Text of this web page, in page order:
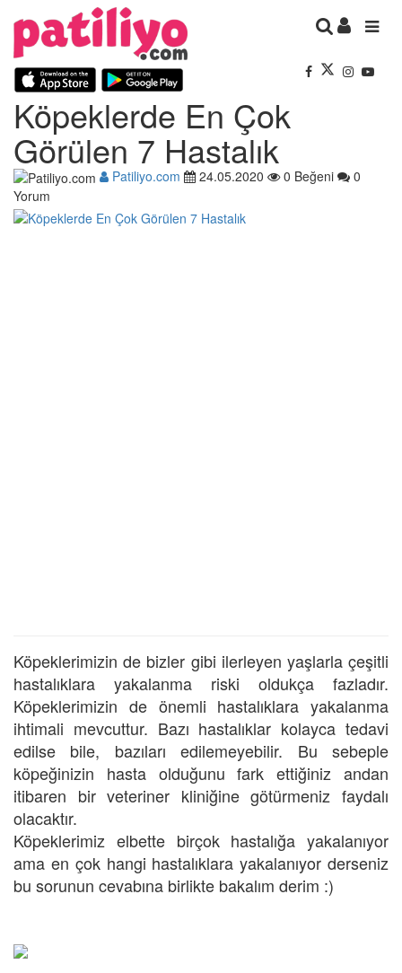
Köpeklerde En Çok
Görülen 7 Hastalık
Patiliyo.com 24.05.2020 0 Beğeni
0
Yorum
Köpeklerimizin de bizler gibi ilerleyen yaşlarla çeşitli
hastalıklara yakalanma riski oldukça fazladır.
Köpeklerimizin de önemli hastalıklara yakalanma
ihtimali mevcuttur. Bazı hastalıklar kolayca tedavi
edilse bile, bazıları edilemeyebilir. Bu sebeple
köpeğinizin hasta olduğunu fark ettiğiniz andan
itibaren bir veteriner kliniğine götürmeniz faydalı
olacaktır.
Köpeklerimiz elbette birçok hastalığa yakalanıyor
ama en çok hangi hastalıklara yakalanıyor derseniz
bu sorunun cevabına birlikte bakalım derim :)